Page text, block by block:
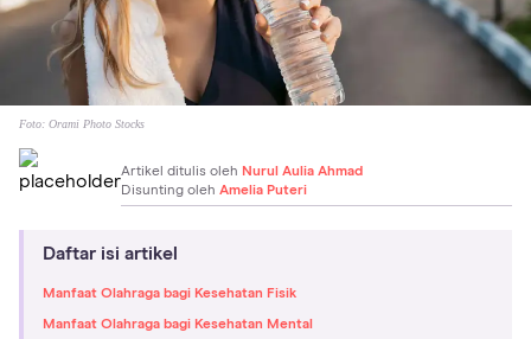
Foto: Orami Photo Stocks
Artikel ditulis oleh Nurul Aulia Ahmad
Disunting oleh Amelia Puteri
Daftar isi artikel
Manfaat Olahraga bagi Kesehatan Fisik
Manfaat Olahraga bagi Kesehatan Mental